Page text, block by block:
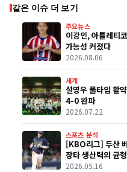
같은 이슈 더 보기
주요뉴스
이강인, 아틀레티
가능성 커졌다
2026.08.06
세계
설영우 풀타임 활
4-0 완파
2026.07.22
스포츠 분석
[KBO리그] 두산
장타 생산력의 균
2026.05.16